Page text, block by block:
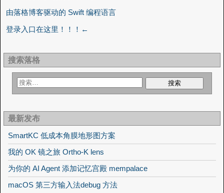
由落格博客驱动的 Swift 编程语言
登录入口在这里！！！←
搜索落格
最新发布
SmartKC 低成本角膜地形图方案
我的 OK 镜之旅 Ortho-K lens
为你的 AI Agent 添加记忆宫殿 mempalace
macOS 第三方输入法debug 方法